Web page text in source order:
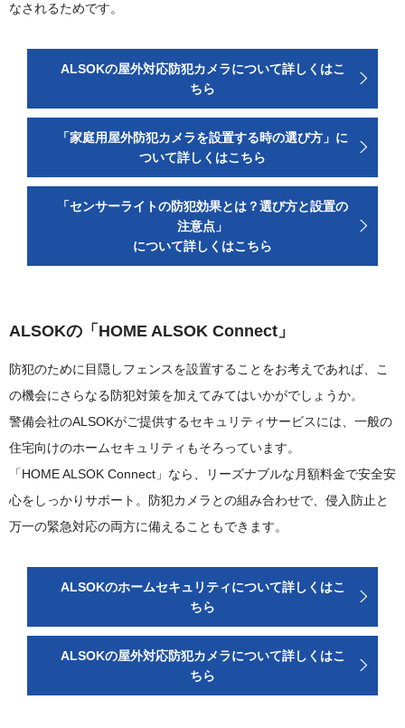
なされるためです。
ALSOKの屋外対応防犯カメラについて詳しくはこ
ちら
「家庭用屋外防犯カメラを設置する時の選び方」に
ついて詳しくはこちら
「センサーライトの防犯効果とは？選び方と設置の
注意点」
について詳しくはこちら
ALSOKの「HOME ALSOK Connect」
防犯のために目隠しフェンスを設置することをお考えであれば、こ
の機会にさらなる防犯対策を加えてみてはいかがでしょうか。
警備会社のALSOKがご提供するセキュリティサービスには、一般の
住宅向けのホームセキュリティもそろっています。
「HOME ALSOK Connect」なら、リーズナブルな月額料金で安全安
心をしっかりサポート。防犯カメラとの組み合わせで、侵入防止と
万一の緊急対応の両方に備えることもできます。
ALSOKのホームセキュリティについて詳しくはこ
ちら
ALSOKの屋外対応防犯カメラについて詳しくはこ
ちら